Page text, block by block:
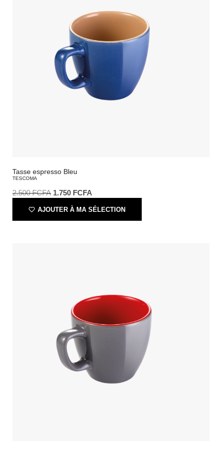
Tasse espresso Bleu
TESCOMA
2.500FCFA 1.750 FCFA
AJOUTER À MA SÉLECTION